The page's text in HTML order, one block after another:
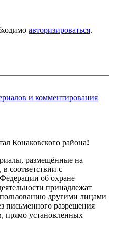
авторизироваться.
и комментирования
Конаковского района!
размещённые на
соответствии с
об охране
принадлежат
другими лицами
письменного разрешения
прямо установленных